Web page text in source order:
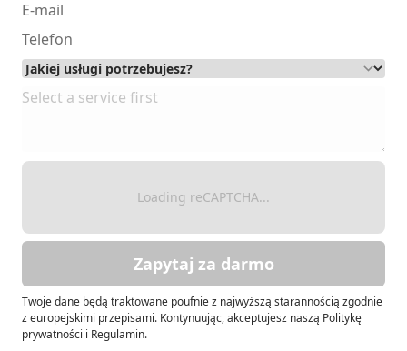
Loading reCAPTCHA...
Zapytaj za darmo
Twoje dane będą traktowane poufnie z najwyższą starannością zgodnie
z europejskimi przepisami. Kontynuując, akceptujesz naszą Politykę
prywatności i Regulamin.